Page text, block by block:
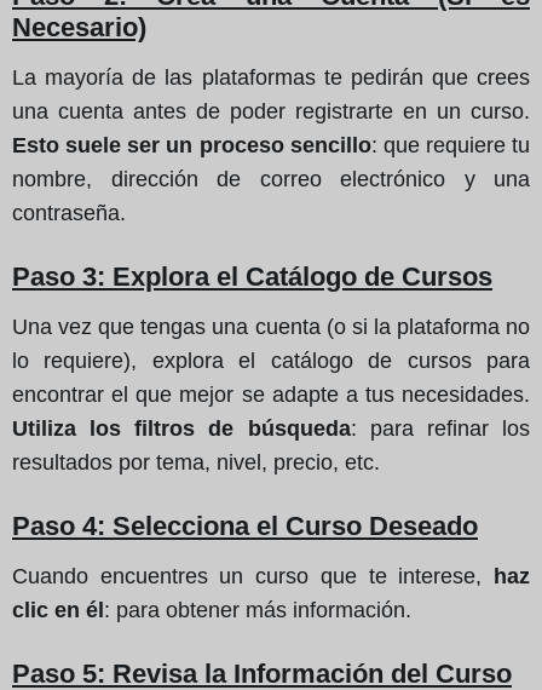
Necesario)
La mayoría de las plataformas te pedirán que crees
una cuenta antes de poder registrarte en un curso.
Esto suele ser un proceso sencillo: que requiere tu
nombre, dirección de correo electrónico y una
contraseña.
Paso 3: Explora el Catálogo de Cursos
Una vez que tengas una cuenta (o si la plataforma no
lo requiere), explora el catálogo de cursos para
encontrar el que mejor se adapte a tus necesidades.
Utiliza los filtros de búsqueda: para refinar los
resultados por tema, nivel, precio, etc.
Paso 4: Selecciona el Curso Deseado
Cuando encuentres un curso que te interese, haz
clic en él: para obtener más información.
Paso 5: Revisa la Información del Curso